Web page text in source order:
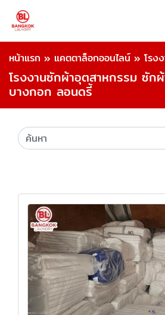
หน้าแรก » แคตตาล็อกออนไลน์ » โรง
โรงงานซักผ้าอุตสาหกรรม ซัก
บางกอก ลอนดรี้